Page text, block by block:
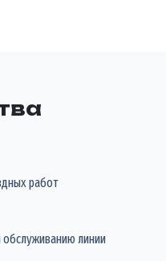
работ
обслуживанию линии